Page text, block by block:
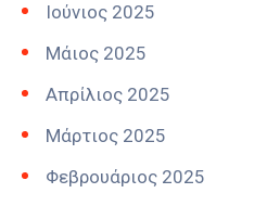
Ιούνιος 2025
Μάιος 2025
Απρίλιος 2025
Μάρτιος 2025
Φεβρουάριος 2025